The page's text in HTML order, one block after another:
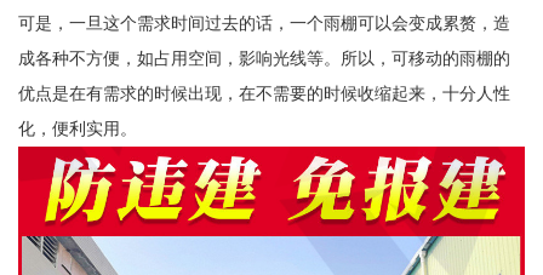
可是，一旦这个需求时间过去的话，一个雨棚可以会变成累赘，造
成各种不方便，如占用空间，影响光线等。所以，可移动的雨棚的
优点是在有需求的时候出现，在不需要的时候收缩起来，十分人性
化，便利实用。